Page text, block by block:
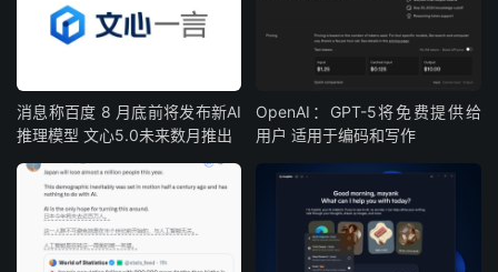
消息称百度 8 月底前将发布新AI
推理模型 文心5.0未来数月推出
OpenAI：GPT-5将免费提供给
用户 适用于编码和写作